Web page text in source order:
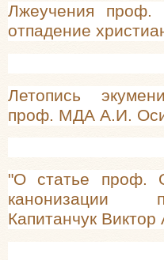
Лжеучения проф.
отпадение
Летопись
проф. МДА А.И.
"О статье проф.
канонизации
Капитанчук